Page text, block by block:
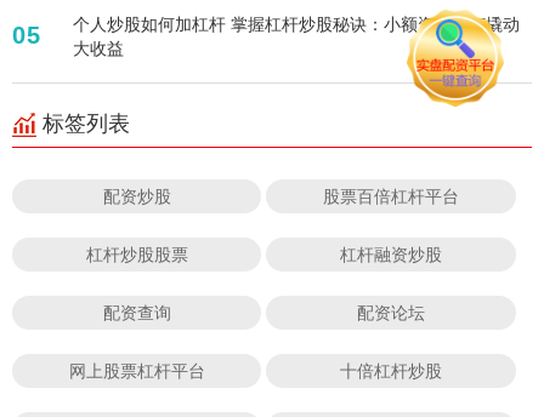
05
个人炒股如何加杠杆 掌握杠杆炒股秘诀：小额资金如何撬动
大收益
标签列表
配资炒股 股票百倍杠杆平台
杠杆炒股股票 杠杆融资炒股
配资查询 配资论坛
网上股票杠杆平台 十倍杠杆炒股